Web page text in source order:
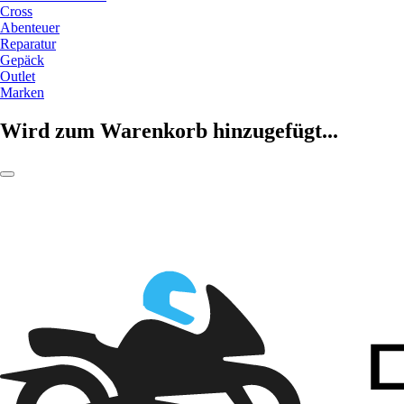
Cross
Abenteuer
Reparatur
Gepäck
Outlet
Marken
Wird zum Warenkorb hinzugefügt...